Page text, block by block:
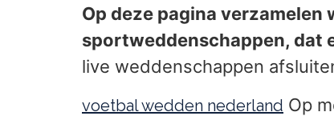
Op deze pagina
sportweddenschappen, dat
live weddenschappen
voetbal wedden nederland Op